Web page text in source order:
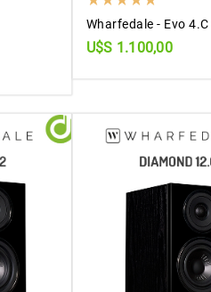
Wharfedale - Evo 4.C
U$S 1.100,00